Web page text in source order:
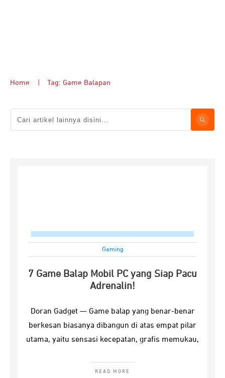
Home Tag: Game Balapan
Gaming
7 Game Balap Mobil PC yang Siap Pacu
Adrenalin!
Doran Gadget — Game balap yang benar-benar
berkesan biasanya dibangun di atas empat pilar
utama, yaitu sensasi kecepatan, grafis memukau,
READ MORE